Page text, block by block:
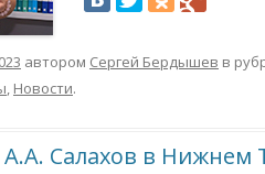
автором Сергей Бердышев в
, Новости.
Салахов в Нижнем